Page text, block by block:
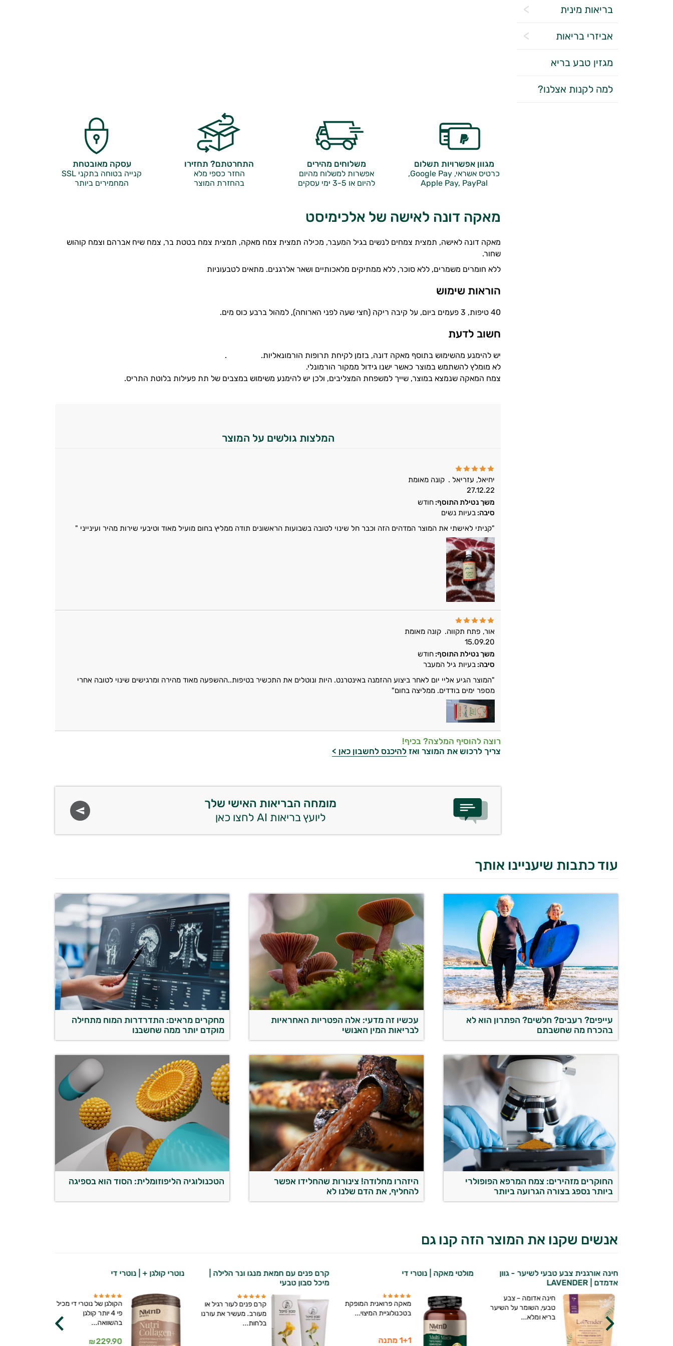
בריאות מינית
אביזרי בריאות
מגזין טבע בריא
למה לקנות אצלנו?
מגוון אפשרויות תשלום
כרטיס אשראי, Google Pay,
Apple Pay, PayPal
משלוחים מהירים
אפשרות למשלוח מהיום
להיום או 3-5 ימי עסקים
התחרטתם? תחזירו
החזר כספי מלא
בהחזרת המוצר
עסקה מאובטחת
קנייה בטוחה בתקני SSL
המחמירים ביותר
מאקה דונה לאישה של אלכימיסט
מאקה דונה לאישה, תמצית צמחים לנשים בגיל המעבר, מכילה תמצית צמח מאקה, תמצית צמח בטטת בר, צמח שיח אברהם וצמח קוהוש
שחור.
ללא חומרים משמרים, ללא סוכר, ללא ממתיקים מלאכותיים ושאר אלרגנים. מתאים לטבעוניות
הוראות שימוש
40 טיפות, 3 פעמים ביום, על קיבה ריקה (חצי שעה לפני הארוחה), למהול ברבע כוס מים.
חשוב לדעת
יש להימנע מהשימוש בתוסף מאקה דונה, בזמן לקיחת תרופות הורמונאליות. .
לא מומלץ להשתמש במוצר כאשר ישנו גידול ממקור הורמונלי.
צמח המאקה שנמצא במוצר, שייך למשפחת המצליבים, ולכן יש להימנע משימוש במצבים של תת פעילות בלוטת התריס.
המלצות גולשים על המוצר
יחיאל, עזריאל . קונה מאומת
27.12.22
משך נטילת התוסף: חודש
סיבה: בעיות נשים
"קניתי לאישתי את המוצר המדהים הזה וכבר חל שינוי לטובה בשבועות הראשונים תודה ממליץ בחום מועיל מאוד וטיבעי שירות מהיר ועינייני "
אור, פתח תקווה. קונה מאומת
15.09.20
משך נטילת התוסף: חודש
סיבה: בעיות גיל המעבר
"המוצר הגיע אליי יום לאחר ביצוע ההזמנה באינטרנט. היות ונוטלים את התכשיר בטיפות..ההשפעה מאוד מהירה ומרגישים שינוי לטובה אחרי
מספר ימים בודדים. ממליצה בחום"
רוצה להוסיף המלצה? בכיף!
צריך לרכוש את המוצר ואז להיכנס לחשבון כאן >
מומחה הבריאות האישי שלך
ליועץ בריאות AI לחצו כאן
עוד כתבות שיעניינו אותך
עייפים? רעבים? חלשים? הפתרון הוא לא
בהכרח מה שחשבתם
עכשיו זה מדעי: אלה הפטריות האחראיות
לבריאות המין האנושי
מחקרים מראים: התדרדרות המוח מתחילה
מוקדם יותר ממה שחשבנו
החוקרים מזהירים: צמח המרפא הפופולרי
ביותר נספג בצורה הגרועה ביותר
היזהרו מחלודה! צינורות שהחלידו אפשר
להחליף, את הדם שלנו לא
הטכנולוגיה הליפוזומלית: הסוד הוא בספיגה
אנשים שקנו את המוצר הזה קנו גם
חינה אורגנית צבע טבעי לשיער - גוון
אדמדם | LAVENDER
חינה אדומה – צבע
טבעי, השומר על השיער
בריא ומלא...
מולטי מאקה | נוטרי די
מאקה פרואנית המופקת
בטכנולוגיית המיצוי...
1+1 מתנה
קרם פנים עם חמאת מנגו ונר הלילה |
מיכל סבון טבעי
קרם פנים לעור רגיל או
מעורב. מעשיר את עורנו
בלחות...
נוטרי קולגן + | נוטרי די
הקולגן של נוטרי די מכיל
פי 4 יותר קולגן
בהשוואה...
229.90
₪